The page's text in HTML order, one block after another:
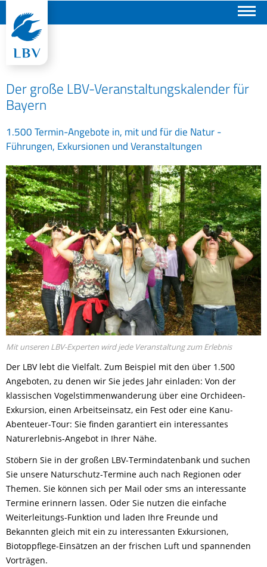
Der große LBV-Veranstaltungskalender für
Bayern
1.500 Termin-Angebote in, mit und für die Natur -
Führungen, Exkursionen und Veranstaltungen
Mit unseren LBV-Experten wird jede Veranstaltung zum Erlebnis
Der LBV lebt die Vielfalt. Zum Beispiel mit den über 1.500
Angeboten, zu denen wir Sie jedes Jahr einladen: Von der
klassischen Vogelstimmenwanderung über eine Orchideen-
Exkursion, einen Arbeitseinsatz, ein Fest oder eine Kanu-
Abenteuer-Tour: Sie finden garantiert ein interessantes
Naturerlebnis-Angebot in Ihrer Nähe.
Stöbern Sie in der großen LBV-Termindatenbank und suchen
Sie unsere Naturschutz-Termine auch nach Regionen oder
Themen. Sie können sich per Mail oder sms an interessante
Termine erinnern lassen. Oder Sie nutzen die einfache
Weiterleitungs-Funktion und laden Ihre Freunde und
Bekannten gleich mit ein zu interessanten Exkursionen,
Biotoppflege-Einsätzen an der frischen Luft und spannenden
Vorträgen.